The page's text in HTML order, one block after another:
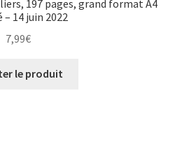
197 pages, grand format A4
– 14 juin 2022
7,99€
le produit